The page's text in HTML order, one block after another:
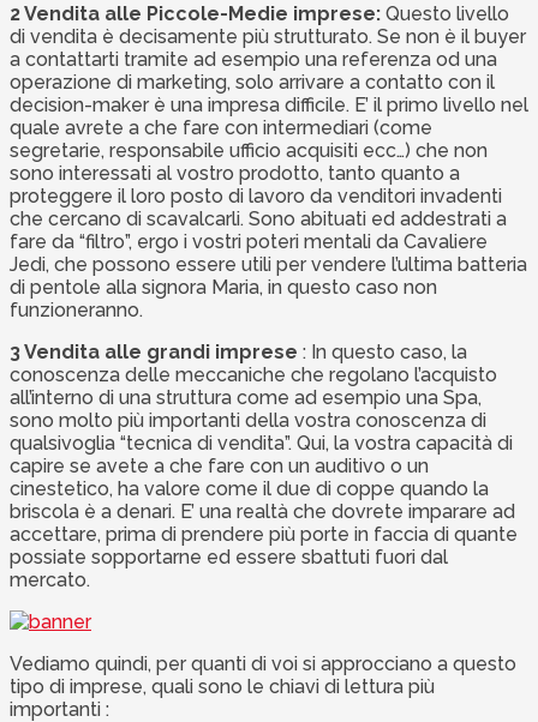
2 Vendita alle Piccole-Medie imprese: Questo livello
di vendita è decisamente più strutturato. Se non è il buyer
a contattarti tramite ad esempio una referenza od una
operazione di marketing, solo arrivare a contatto con il
decision-maker è una impresa difficile. E’ il primo livello nel
quale avrete a che fare con intermediari (come
segretarie, responsabile ufficio acquisiti ecc…) che non
sono interessati al vostro prodotto, tanto quanto a
proteggere il loro posto di lavoro da venditori invadenti
che cercano di scavalcarli. Sono abituati ed addestrati a
fare da “filtro”, ergo i vostri poteri mentali da Cavaliere
Jedi, che possono essere utili per vendere l’ultima batteria
di pentole alla signora Maria, in questo caso non
funzioneranno.
3 Vendita alle grandi imprese : In questo caso, la
conoscenza delle meccaniche che regolano l’acquisto
all’interno di una struttura come ad esempio una Spa,
sono molto più importanti della vostra conoscenza di
qualsivoglia “tecnica di vendita”. Qui, la vostra capacità di
capire se avete a che fare con un auditivo o un
cinestetico, ha valore come il due di coppe quando la
briscola è a denari. E’ una realtà che dovrete imparare ad
accettare, prima di prendere più porte in faccia di quante
possiate sopportarne ed essere sbattuti fuori dal
mercato.
Vediamo quindi, per quanti di voi si approcciano a questo
tipo di imprese, quali sono le chiavi di lettura più
importanti :